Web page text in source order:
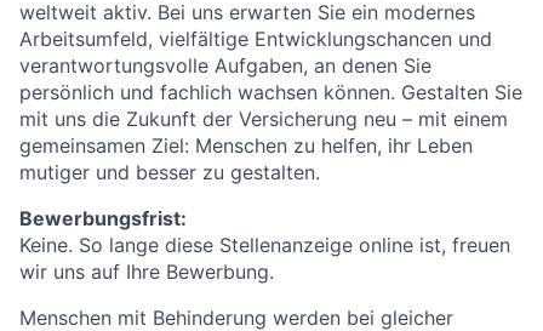
weltweit aktiv. Bei uns erwarten Sie ein modernes
Arbeitsumfeld, vielfältige Entwicklungschancen und
verantwortungsvolle Aufgaben, an denen Sie
persönlich und fachlich wachsen können. Gestalten Sie
mit uns die Zukunft der Versicherung neu – mit einem
gemeinsamen Ziel: Menschen zu helfen, ihr Leben
mutiger und besser zu gestalten.
Bewerbungsfrist:
Keine. So lange diese Stellenanzeige online ist, freuen
wir uns auf Ihre Bewerbung.
Menschen mit Behinderung werden bei gleicher